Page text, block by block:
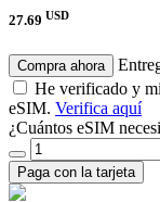
27.69 USD
Compra ahora
He verificado y
eSIM. Verifica aquí
¿Cuántos eSIM
Paga con la tarjeta